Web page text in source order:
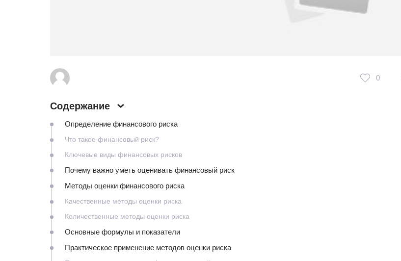
0
Содержание
Определение финансового риска
Что такое финансовый риск?
Ключевые виды финансовых рисков
Почему важно уметь оценивать финансовый риск
Методы оценки финансового риска
Качественные методы оценки риска
Количественные методы оценки риска
Основные формулы и показатели
Практическое применение методов оценки риска